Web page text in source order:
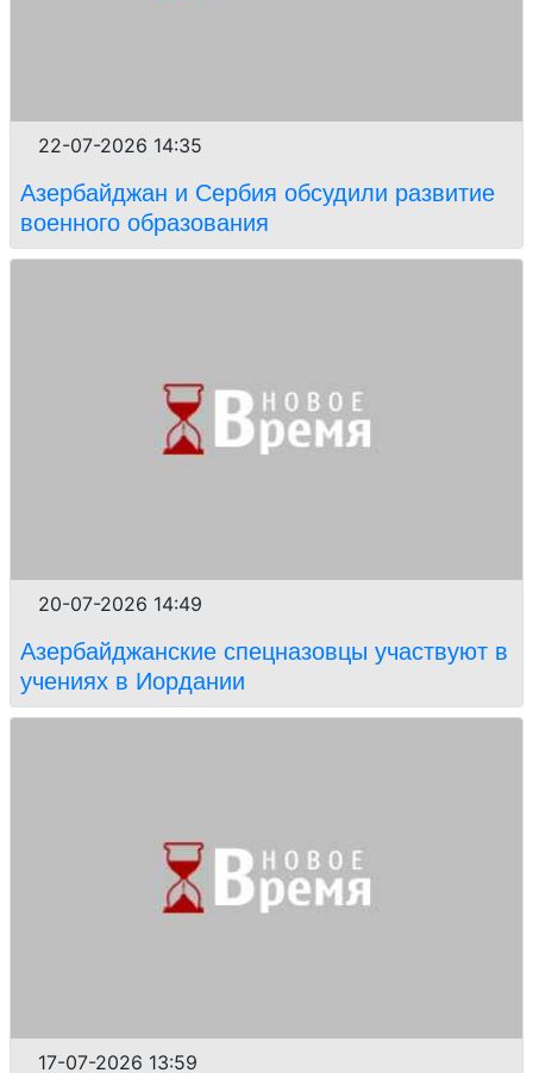
22-07-2026 14:35
Азербайджан и Сербия обсудили развитие
военного образования
20-07-2026 14:49
Азербайджанские спецназовцы участвуют в
учениях в Иордании
17-07-2026 13:59